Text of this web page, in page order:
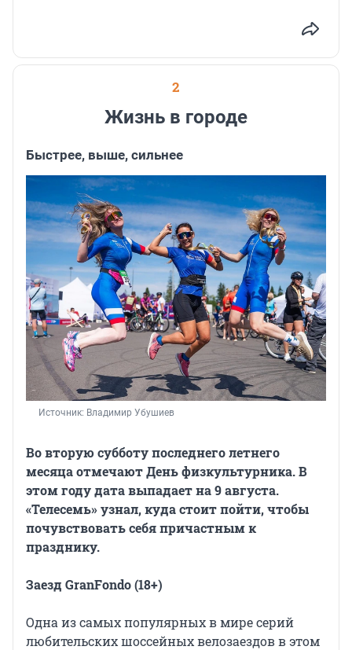
2
Жизнь в городе
Быстрее, выше, сильнее
Источник: Владимир Убушиев
Во вторую субботу последнего летнего
месяца отмечают День физкультурника. В
этом году дата выпадает на 9 августа.
«Телесемь» узнал, куда стоит пойти, чтобы
почувствовать себя причастным к
празднику.
Заезд GranFondo (18+)
Одна из самых популярных в мире серий
любительских шоссейных велозаездов в этом